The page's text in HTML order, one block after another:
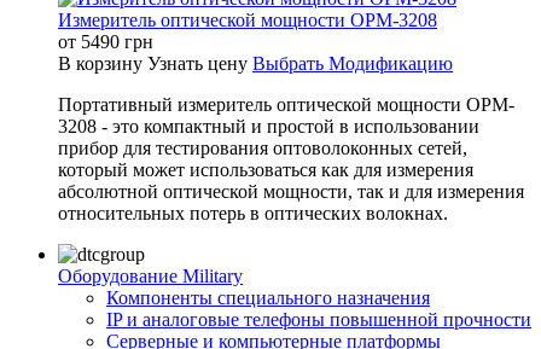
Измеритель оптической мощности OPM-3208
от 5490 грн
В корзину Узнать цену Выбрать Модификацию
Портативный измеритель оптической мощности OPM-
3208 - это компактный и простой в использовании
прибор для тестирования оптоволоконных сетей,
который может использоваться как для измерения
абсолютной оптической мощности, так и для измерения
относительных потерь в оптических волокнах.
Оборудование Military
Компоненты специального назначения
IP и аналоговые телефоны повышенной прочности
Серверные и компьютерные платформы